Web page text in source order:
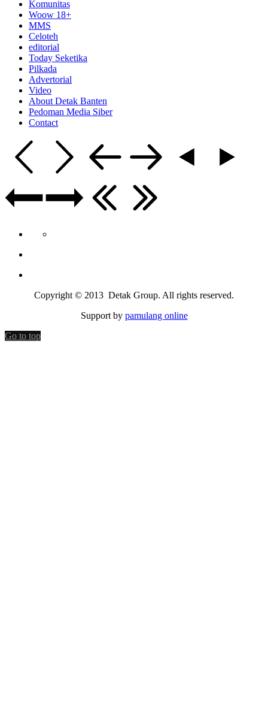
Komunitas
Woow 18+
MMS
Celoteh
editorial
Today Seketika
Pilkada
Advertorial
Video
About Detak Banten
Pedoman Media Siber
Contact
Copyright © 2013 Detak Group. All rights reserved.
Support by pamulang online
Go to top